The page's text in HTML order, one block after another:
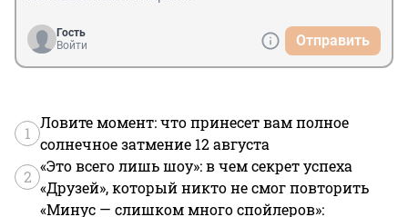
Гость
Войти
Отправить
1
Ловите момент: что принесет вам полное
солнечное затмение 12 августа
2
«Это всего лишь шоу»: в чем секрет успеха
«Друзей», который никто не смог повторить
«Минус — слишком много спойлеров»: